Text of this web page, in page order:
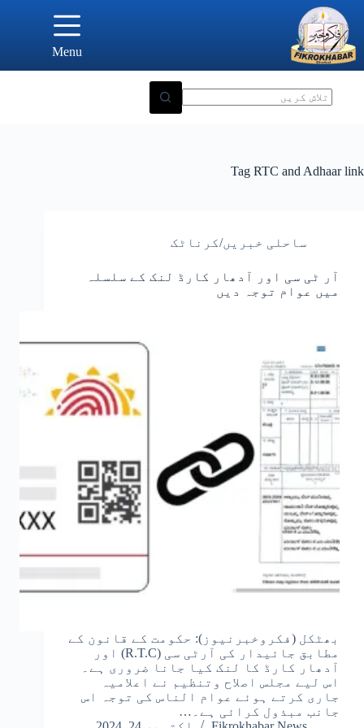
content
Menu
Tag RTC and Adhaar link
ساحلی خبریں/کرناٹک
آر ٹی سی اور آدھار کارڈ لنک کے سلسلہ
میں عوام توجہ دیں
بھٹکل (فکروخبرنیوز): حکومت کے قانون کے
مطابق جائیدار کی آرٹی سی (R.T.C) اور
آدھار کارڈ کا لنک کیا جانا ضروری ہے۔
اس لیے مجلس اصلاح وتنظیم نے اعلامیہ
جاری کرتے ہوئے عوام الناس کی توجہ اس
جانب مبذول کرائی ہے۔…